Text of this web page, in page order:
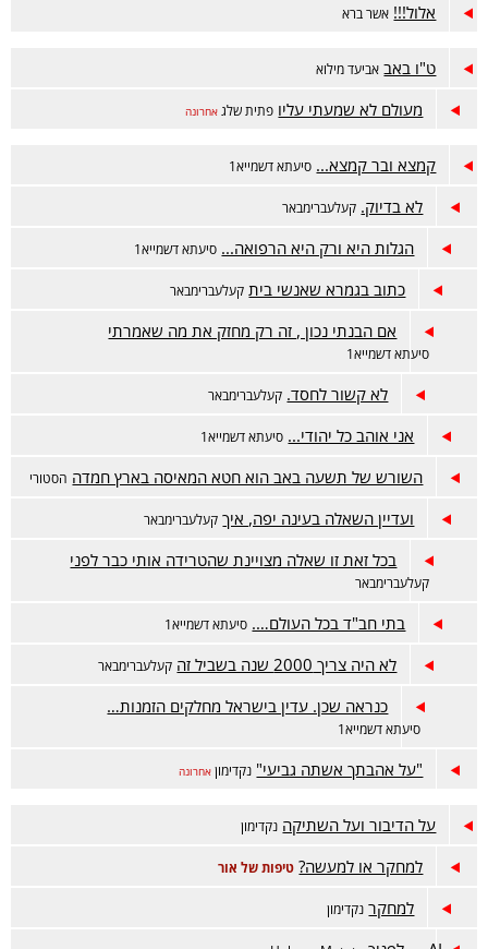
אלול!!! אשר ברא
ט"ו באב אביעד מילוא
מעולם לא שמעתי עליו פתית שלג אחרונה
קמצא ובר קמצא... סיעתא דשמייא1
לא בדיוק. קעלעברימבאר
הגלות היא ורק היא הרפואה... סיעתא דשמייא1
כתוב בגמרא שאנשי בית קעלעברימבאר
אם הבנתי נכון , זה רק מחזק את מה שאמרתי
סיעתא דשמייא1
לא קשור לחסד. קעלעברימבאר
אני אוהב כל יהודי... סיעתא דשמייא1
השורש של תשעה באב הוא חטא המאיסה בארץ חמדה הסטורי
ועדיין השאלה בעינה יפה, איך קעלעברימבאר
בכל זאת זו שאלה מצויינת שהטרידה אותי כבר לפני
קעלעברימבאר
בתי חב"ד בכל העולם…. סיעתא דשמייא1
לא היה צריך 2000 שנה בשביל זה קעלעברימבאר
כנראה שכן. עדין בישראל מחלקים הזמנות…
סיעתא דשמייא1
"על אהבתך אשתה גביעי" נקדימון אחרונה
על הדיבור ועל השתיקה נקדימון
למחקר או למעשה? טיפות של אור
למחקר נקדימון